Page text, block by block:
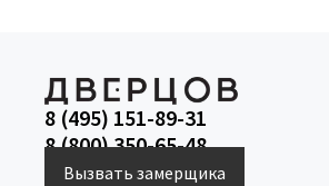
8 (495) 151-89-31
8 (800) 350-65-48
Вызвать замерщика